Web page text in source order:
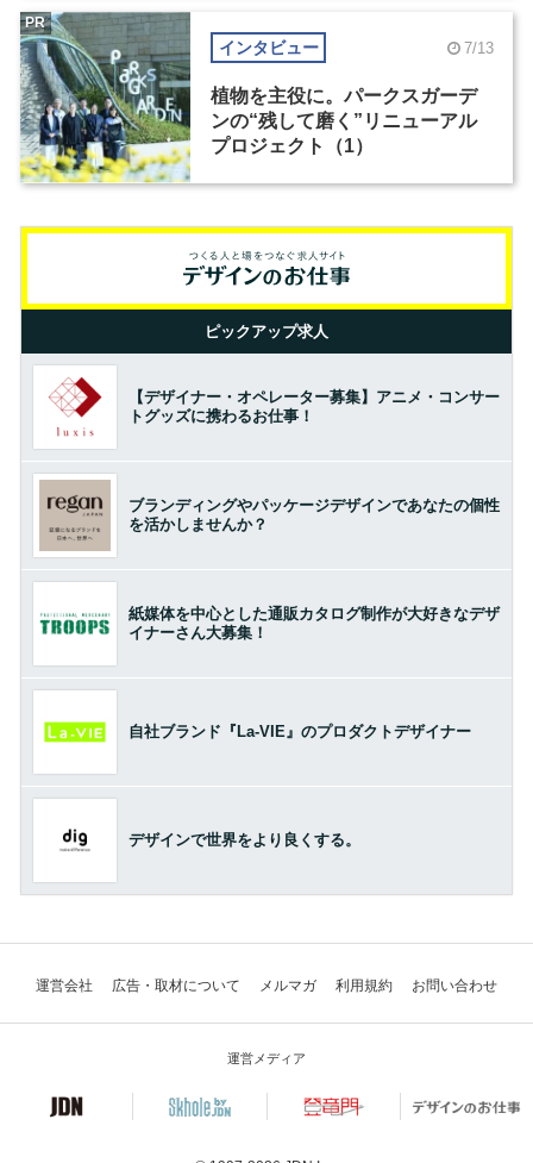
インタビュー 7/13
植物を主役に。パークスガーデ
ンの“残して磨く”リニューアル
プロジェクト（1）
PR
ピックアップ求人
【デザイナー・オペレーター募集】アニメ・コンサー
トグッズに携わるお仕事！
ブランディングやパッケージデザインであなたの個性
を活かしませんか？
紙媒体を中心とした通販カタログ制作が大好きなデザ
イナーさん大募集！
自社ブランド『La-VIE』のプロダクトデザイナー
デザインで世界をより良くする。
運営会社 広告・取材について メルマガ 利用規約 お問い合わせ
運営メディア